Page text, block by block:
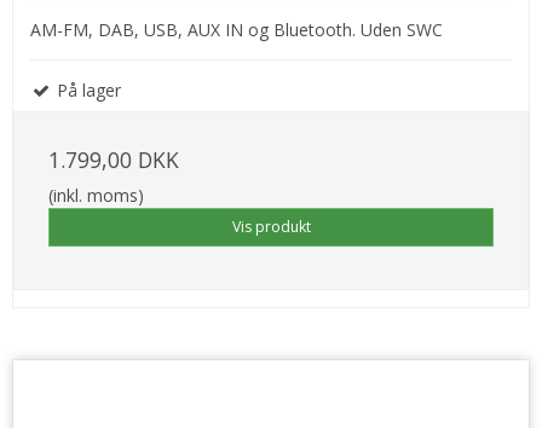
AM-FM, DAB, USB, AUX IN og Bluetooth. Uden SWC
På lager
1.799,00 DKK
(inkl. moms)
Vis produkt